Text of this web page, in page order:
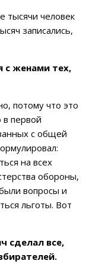
тысячи человек
записались,
с женами тех,
потому что это
в первой
с общей
на всех
обороны,
вопросы и
льготы. Вот
сделал все,